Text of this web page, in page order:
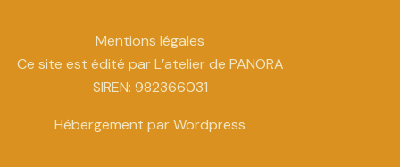
Mentions légales
Ce site est édité par L’atelier de PANORA
SIREN: 982366031
Hébergement par Wordpress